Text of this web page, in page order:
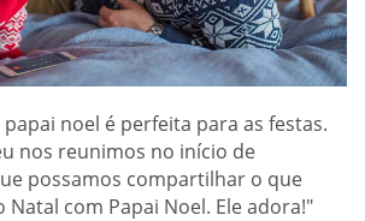
noel é perfeita para as festas.
nos reunimos no início de
possamos compartilhar o que
Natal com Papai Noel. Ele adora!"